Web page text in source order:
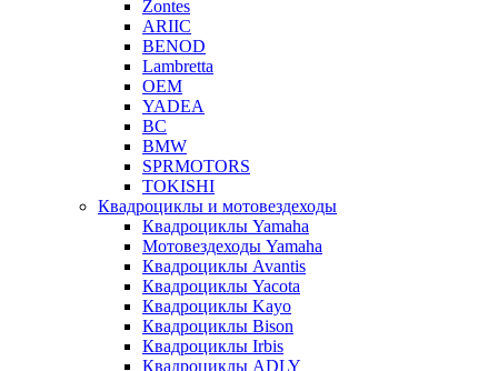
Zontes
ARIIC
BENOD
Lambretta
OEM
YADEA
BC
BMW
SPRMOTORS
TOKISHI
Квадроциклы и мотовездеходы
Квадроциклы Yamaha
Мотовездеходы Yamaha
Квадроциклы Avantis
Квадроциклы Yacota
Квадроциклы Kayo
Квадроциклы Bison
Квадроциклы Irbis
Квадроциклы ADLY